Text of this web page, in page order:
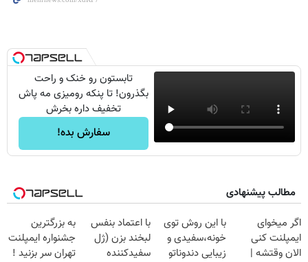
تابستون رو خنک و راحت
بگذرون! تا پنکه رومیزی مه پاش
تخفیف داره بخرش
سفارش بده!
مطالب پیشنهادی
اگر میخوای
ایمپلنت کنی
الان وقتشه |
با این روش توی
خونه،سفیدی و
زیبایی دندوناتو
با اعتماد بنفس
لبخند بزن (ژل
سفیدکننده
به بزرگترین
جشنواره ایمپلنت
تهران سر بزنید !